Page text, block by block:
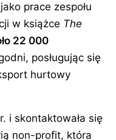
prace zespołu
w książce The
22 000
posługując się
hurtowy
i skontaktowała się
non-profit, która